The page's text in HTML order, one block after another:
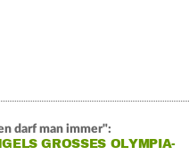
darf man immer":
GROSSES OLYMPIA-Z